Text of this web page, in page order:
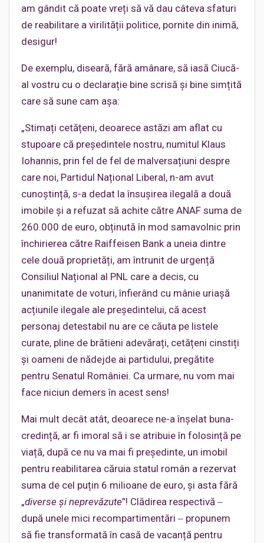
am gândit că poate vreți să vă dau câteva sfaturi
de reabilitare a virilității politice, pornite din inimă,
desigur!
De exemplu, diseară, fără amânare, să iasă Ciucă-
al vostru cu o declarație bine scrisă și bine simțită
care să sune cam așa:
„Stimați cetățeni, deoarece astăzi am aflat cu
stupoare că președintele nostru, numitul Klaus
Iohannis, prin fel de fel de malversațiuni despre
care noi, Partidul Național Liberal, n-am avut
cunoștință, s-a dedat la însușirea ilegală a două
imobile și a refuzat să achite către ANAF suma de
260.000 de euro, obținută în mod samavolnic prin
închirierea către Raiffeisen Bank a uneia dintre
cele două proprietăți, am întrunit de urgență
Consiliul Național al PNL care a decis, cu
unanimitate de voturi, înfierând cu mânie uriașă
acțiunile ilegale ale președintelui, că acest
personaj detestabil nu are ce căuta pe listele
curate, pline de brătieni adevărați, cetățeni cinstiți
și oameni de nădejde ai partidului, pregătite
pentru Senatul României. Ca urmare, nu vom mai
face niciun demers în acest sens!
Mai mult decât atât, deoarece ne-a înșelat buna-
credință, ar fi imoral să i se atribuie în folosință pe
viață, după ce nu va mai fi președinte, un imobil
pentru reabilitarea căruia statul român a rezervat
suma de cel puțin 6 milioane de euro, și asta fără
„diverse și neprevăzute”! Clădirea respectivă ‒
după unele mici recompartimentări ‒ propunem
să fie transformată în casă de vacanță pentru